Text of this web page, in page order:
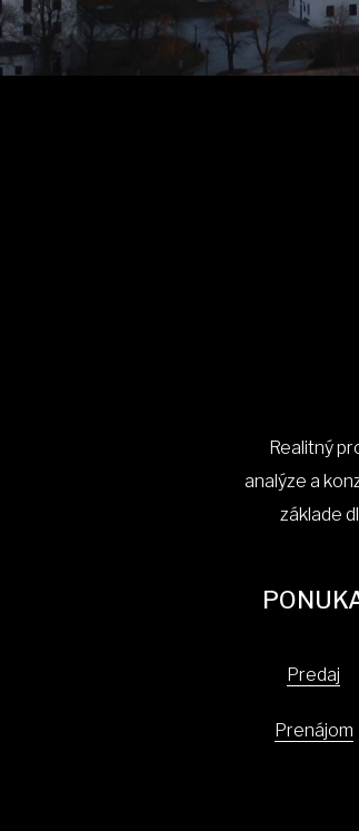
Realitný
analýze a
základe
Predaj
Prenájom